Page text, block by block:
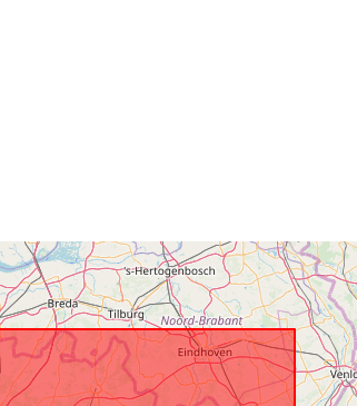
Zemepisné
pokrytie:
Súradnice: [
51.51 ], [ 5.92, 50.67 ], [ 2.54, 50.67 ],
Typ:
Zodpovedá:
Zdroj: